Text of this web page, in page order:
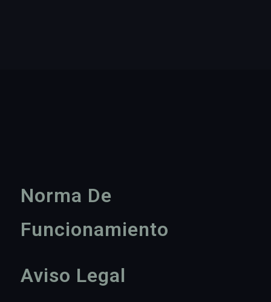
Norma De
Funcionamiento
Aviso Legal